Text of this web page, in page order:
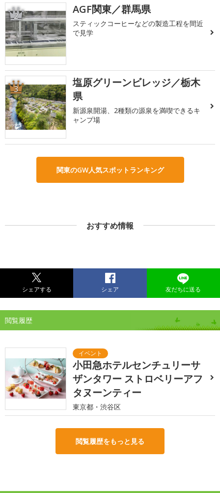
2 AGF関東／群馬県
スティックコーヒーなどの製造工程を間近
で見学
3
塩原グリーンビレッジ／栃木
県
新源泉開湯、2種類の源泉を満喫できるキ
ャンプ場
関東のGW人気スポットランキング
おすすめ情報
シェアする シェア 友だちに送る
閲覧履歴
小田急ホテルセンチュリーサ
ザンタワー ストロベリーアフ
タヌーンティー
東京都・渋谷区
閲覧履歴をもっと見る